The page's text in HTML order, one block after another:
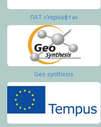
ПАТ «Укрнафта»
Geo synthesis